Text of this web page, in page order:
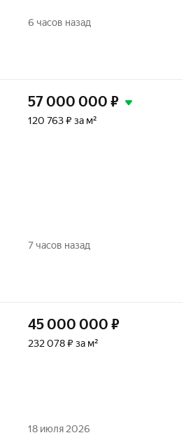
6 часов назад
57 000 000 ₽
120 763 ₽ за м²
7 часов назад
45 000 000 ₽
232 078 ₽ за м²
18 июля 2026